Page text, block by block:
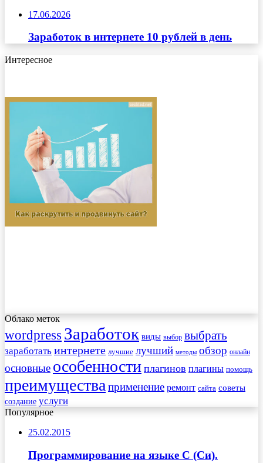
17.06.2026
Заработок в интернете 10 рублей в день
Интересное
Облако меток
wordpress Заработок виды выбор выбрать
заработать интернете лучшие лучший методы обзор онлайн
основные особенности плагинов плагины помощь
преимущества применение ремонт сайта советы
создание услуги
Популярное
25.02.2015
Программирование на языке C (Си).